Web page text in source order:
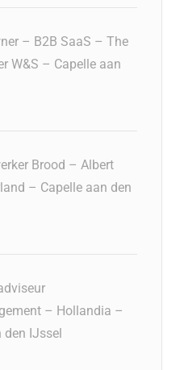
– B2B SaaS – The
W&S – Capelle aan
Brood – Albert
– Capelle aan den
– Hollandia –
den IJssel